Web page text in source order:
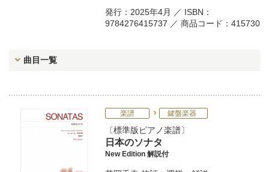
発行：2025年4月 ／ ISBN：
9784276415737 ／ 商品コード：415730
曲目一覧
楽譜 鍵盤楽器
標準版ピアノ楽譜
日本のソナタ
New Edition 解説付